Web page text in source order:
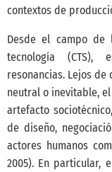
contextos de
Desde el campo
tecnología (CTS),
resonancias. Lejos
neutral o inevitable,
artefacto
de diseño,
actores humanos
2005). En particular,